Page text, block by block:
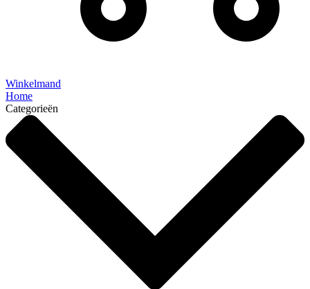
Winkelmand
Home
Categorieën